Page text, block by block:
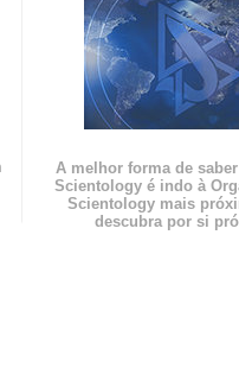
A melhor forma de
Scientology é indo à
Scientology mais
descubra por si